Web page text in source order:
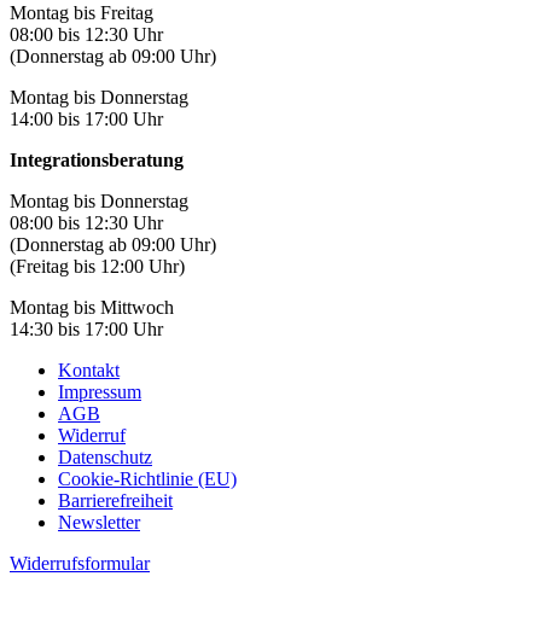
Montag bis Freitag
08:00 bis 12:30 Uhr
(Donnerstag ab 09:00 Uhr)
Montag bis Donnerstag
14:00 bis 17:00 Uhr
Integrationsberatung
Montag bis Donnerstag
08:00 bis 12:30 Uhr
(Donnerstag ab 09:00 Uhr)
(Freitag bis 12:00 Uhr)
Montag bis Mittwoch
14:30 bis 17:00 Uhr
Kontakt
Impressum
AGB
Widerruf
Datenschutz
Cookie-Richtlinie (EU)
Barrierefreiheit
Newsletter
Widerrufsformular